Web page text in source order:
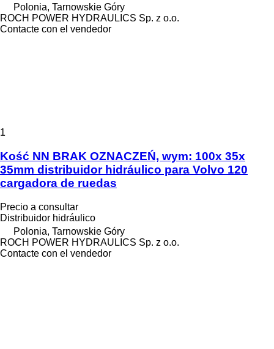
Polonia, Tarnowskie Góry
ROCH POWER HYDRAULICS Sp. z o.o.
Contacte con el vendedor
1
Kość NN BRAK OZNACZEŃ, wym: 100x 35x
35mm distribuidor hidráulico para Volvo 120
cargadora de ruedas
Precio a consultar
Distribuidor hidráulico
Polonia, Tarnowskie Góry
ROCH POWER HYDRAULICS Sp. z o.o.
Contacte con el vendedor